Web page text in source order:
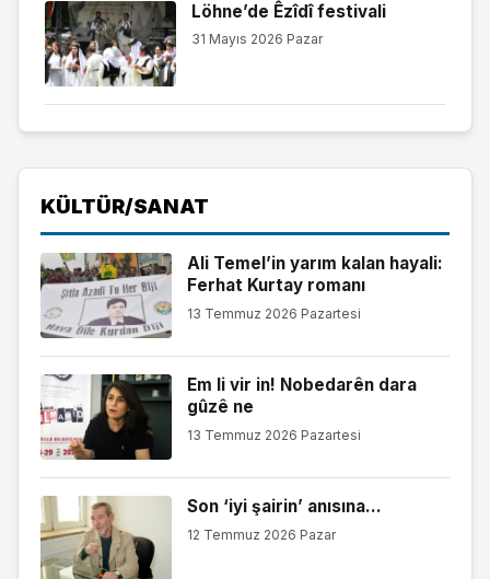
Löhne’de Êzîdî festivali
31 Mayıs 2026 Pazar
KÜLTÜR/SANAT
Ali Temel’in yarım kalan hayali:
Ferhat Kurtay romanı
13 Temmuz 2026 Pazartesi
Em li vir in! Nobedarên dara
gûzê ne
13 Temmuz 2026 Pazartesi
Son ‘iyi şairin’ anısına…
12 Temmuz 2026 Pazar